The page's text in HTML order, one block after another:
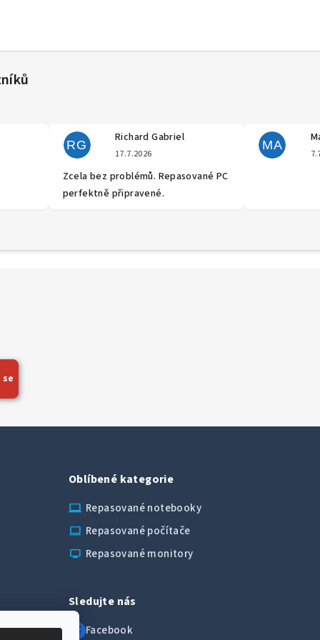
obchodu je 5 z 5 hvězdiček.
RG
Richard Gabriel
Hodnocení obchodu je 5 z 5
17.7.2026
Zcela bez problémů. Repasované PC
perfektně připravené.
MA
Oblíbené kategorie
laptop_chromebook Repasované notebooky
computer Repasované počítače
monitor Repasované monitory
Sledujte nás
Facebook